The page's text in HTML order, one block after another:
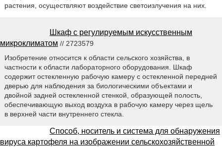
растения, осуществляют воздействие светоизлучения на них.
Шкаф с регулируемым искусственным
микроклиматом // 2723579
Изобретение относится к области сельского хозяйства, в
частности к области лабораторного оборудования. Шкаф
содержит остекленную рабочую камеру с остекленной передней
дверью для наблюдения за биологическими объектами и
двойной задней остекленной стенкой, образующей полость,
обеспечивающую выход воздуха в рабочую камеру через щель
в верхней части внутреннего стекла.
Способ, носитель и система для обнаружения
вируса картофеля на изображении сельскохозяйственной